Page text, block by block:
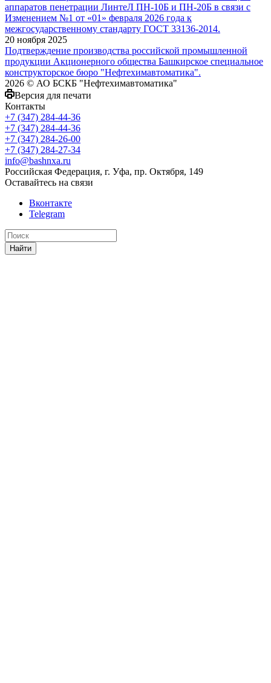
аппаратов пенетрации ЛинтеЛ ПН-10Б и ПН-20Б в связи с
Изменением №1 от «01» февраля 2026 года к
межгосударственному стандарту ГОСТ 33136-2014.
20 ноября 2025
Подтверждение производства российской промышленной
продукции Акционерного общества Башкирское специальное
конструкторское бюро "Нефтехимавтоматика".
2026 © АО БСКБ "Нефтехимавтоматика"
Версия для печати
Контакты
+7 (347) 284-44-36
+7 (347) 284-44-36
+7 (347) 284-26-00
+7 (347) 284-27-34
info@bashnxa.ru
Российская Федерация, г. Уфа, пр. Октября, 149
Оставайтесь на связи
Вконтакте
Telegram
Найти